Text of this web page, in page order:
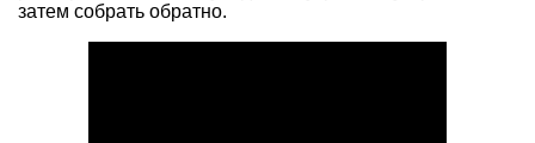
затем собрать обратно.